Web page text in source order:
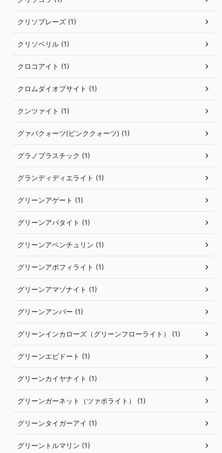
クリソプレーズ (1)
クリソベリル (1)
クロコアイト (1)
クロムダイオプサイト (1)
クンツァイト (1)
グァバクォーツ(ピンククォーツ) (1)
グラノブラスチック (1)
グランディディエライト (1)
グリーンアゲート (1)
グリーンアパタイト (1)
グリーンアベンチュリン (1)
グリーンアポフィライト (1)
グリーンアマゾナイト (1)
グリーンアンバー (1)
グリーンインカローズ（グリーンフローライト） (1)
グリーンエピドート (1)
グリーンカイヤナイト (1)
グリーンガーネット（ツァボライト） (1)
グリーンタイガーアイ (1)
グリーントルマリン (1)